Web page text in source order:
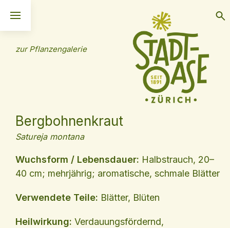
zur Pflanzengalerie
Bergbohnenkraut
Satureja montana
Wuchsform / Lebensdauer: Halbstrauch, 20–
40 cm; mehrjährig; aromatische, schmale Blätter
Verwendete Teile: Blätter, Blüten
Heilwirkung: Verdauungsfördernd,